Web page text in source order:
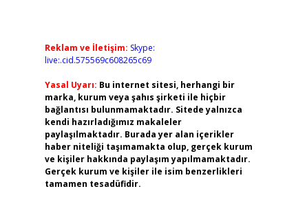
Reklam ve İletişim: Skype:
live:.cid.575569c608265c69
Yasal Uyarı: Bu internet sitesi, herhangi bir
marka, kurum veya şahıs şirketi ile hiçbir
bağlantısı bulunmamaktadır. Sitede yalnızca
kendi hazırladığımız makaleler
paylaşılmaktadır. Burada yer alan içerikler
haber niteliği taşımamakta olup, gerçek kurum
ve kişiler hakkında paylaşım yapılmamaktadır.
Gerçek kurum ve kişiler ile isim benzerlikleri
tamamen tesadüfidir.